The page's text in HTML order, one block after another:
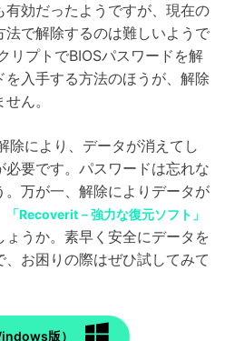
有効だったようですが、現在の
で解除するのは難しいようで
リプトでBIOSパスワードを解
入手する方法のほうが、解除
ん。
除により、データが消えてし
必要です。パスワードは忘れな
万が一、解除によりデータが
「Recoverit－強力な復元ソフト」
うか。素早く安全にデータを
お困りの際はぜひ試してみて
版）